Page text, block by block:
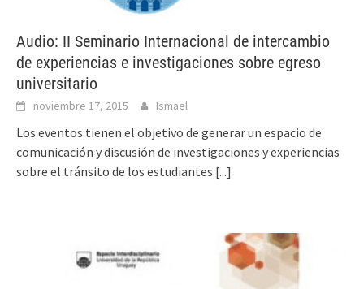
Audio: II Seminario Internacional de intercambio
de experiencias e investigaciones sobre egreso
universitario
noviembre 17, 2015 Ismael
Los eventos tienen el objetivo de generar un espacio de
comunicación y discusión de investigaciones y experiencias
sobre el tránsito de los estudiantes [...]